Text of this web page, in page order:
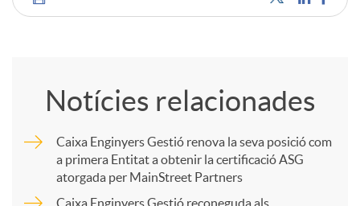
C
m
Notícies relacionades
Caixa Enginyers Gestió renova la seva posició com
a primera Entitat a obtenir la certificació ASG
atorgada per MainStreet Partners
Caixa Enginyers Gestió reconeguda als